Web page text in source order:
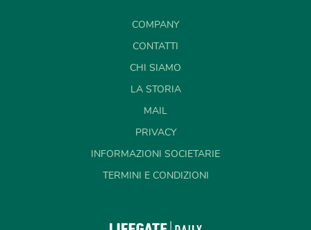
COMPANY
CONTATTI
CHI SIAMO
LA STORIA
MAIL
PRIVACY
INFORMAZIONI SOCIETARIE
TERMINI E CONDIZIONI